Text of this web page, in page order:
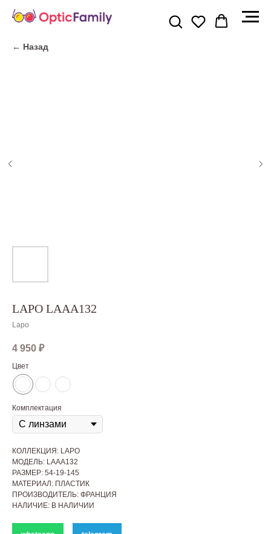
← Назад
LAPO LAAA132
Lapo
4 950 ₽
Цвет
Комплектация
КОЛЛЕКЦИЯ: LAPO
МОДЕЛЬ: LAAA132
РАЗМЕР: 54-19-145
МАТЕРИАЛ: ПЛАСТИК
ПРОИЗВОДИТЕЛЬ: ФРАНЦИЯ
НАЛИЧИЕ: В НАЛИЧИИ